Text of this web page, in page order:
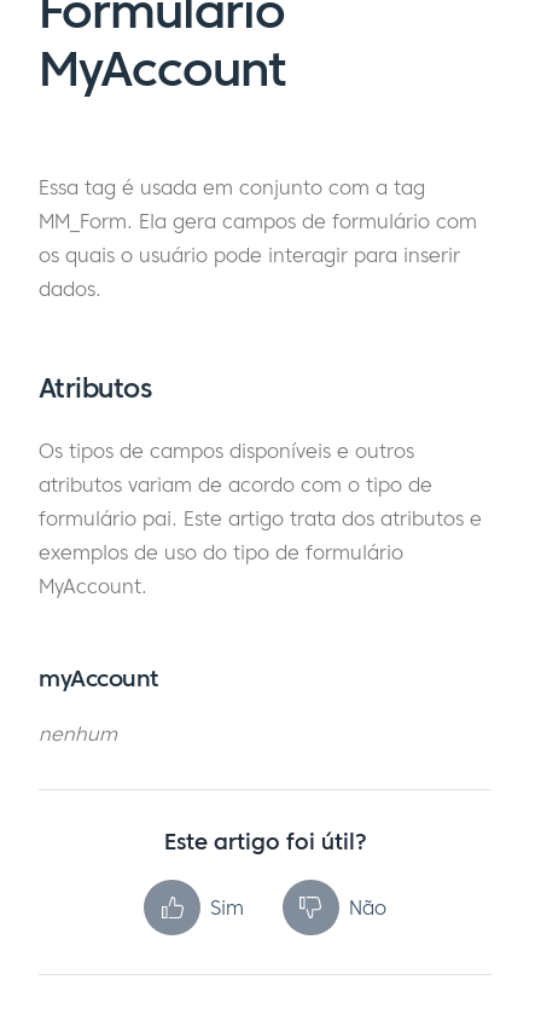
MyAccount
Essa tag é usada em conjunto com a tag
MM_Form. Ela gera campos de formulário com
os quais o usuário pode interagir para inserir
dados.
Atributos
Os tipos de campos disponíveis e outros
atributos variam de acordo com o tipo de
formulário pai. Este artigo trata dos atributos e
exemplos de uso do tipo de formulário
MyAccount.
myAccount
nenhum
Este artigo foi útil?
Sim Não